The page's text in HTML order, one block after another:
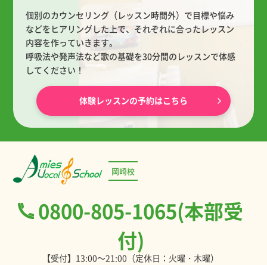
個別のカウンセリング（レッスン時間外）で目標や悩み
などをヒアリングした上で、 それぞれに合ったレッスン
内容を作っていきます。
呼吸法や発声法など歌の基礎を30分間のレッスンで体感
してください！
体験レッスンの予約はこちら
岡崎校
0800-805-1065(本部受
付)
【受付】13:00～21:00（定休日：火曜・木曜）